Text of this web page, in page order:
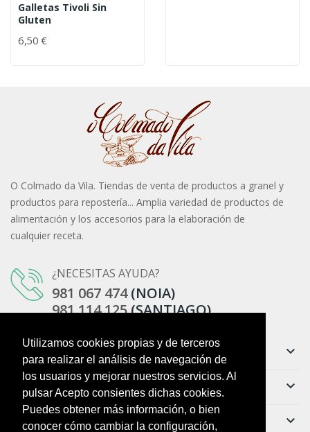
Utilizamos cookies propias y de terceros
para realizar el análisis de navegación de
los usuarios y mejorar nuestros servicios. Al
pulsar Acepto consientes dichas cookies.
Puedes obtener más información, o bien
conocer cómo cambiar la configuración,
Galletas Tivoli Sin
Gluten
6,50 €
O Colmado da Vila. Tiendas de venta de productos a granel y
productos para repostería... Amplia variedad de productos de
alimentación y los accesorios para la elaboración de
cualquier receta.
¿NECESITAS AYUDA?
981 067 474(NOIA)
981 114 125(SANTIAGO)
Información keyboard_arrow_down
Ayuda keyboard_arrow_down
Boletín keyboard_arrow_down